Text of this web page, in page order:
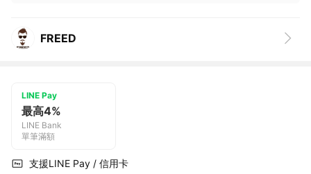
FREED
LINE Pay
最高4%
LINE Bank
單筆滿額
支援LINE Pay / 信用卡